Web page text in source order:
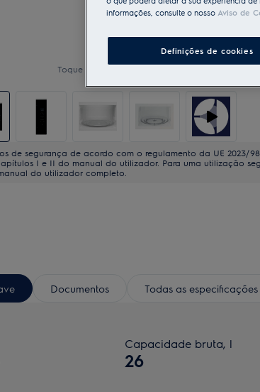
Toque para ampliar
de segurança de acordo com o regulamento da UE 2023/
I e II do manual do utilizador. Para uma utilização
do utilizador completo.
Documentos Todas as especificações
Capacidade bruta, l
26
informações, consulte o nosso Aviso de
Definições de cookies